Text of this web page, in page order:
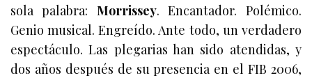
sola palabra: Morrissey. Encantador. Polémico.
Genio musical. Engreído. Ante todo, un verdadero
espectáculo. Las plegarias han sido atendidas, y
dos años después de su presencia en el FIB 2006,